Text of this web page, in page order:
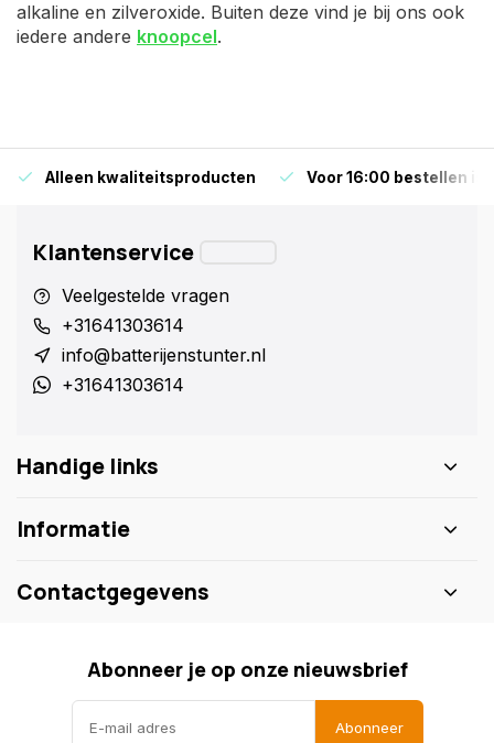
alkaline en zilveroxide. Buiten deze vind je bij ons ook
iedere andere knoopcel.
Alleen kwaliteitsproducten Voor 16:00 bestellen is
Klantenservice
Veelgestelde vragen
+31641303614
info@batterijenstunter.nl
+31641303614
Handige links
Informatie
Contactgegevens
Abonneer je op onze nieuwsbrief
Abonneer